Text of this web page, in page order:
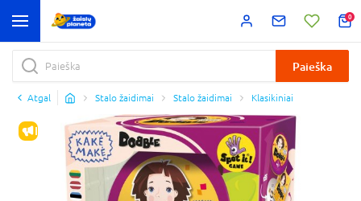
0
Paieška
Atgal Stalo žaidimai Stalo žaidimai Klasikiniai
IŠPARDAVIMAS